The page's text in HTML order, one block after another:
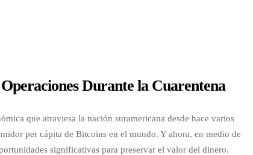
Durante la Cuarentena
que atraviesa la nación suramericana desde hace varios
per cápita de Bitcoins en el mundo. Y ahora, en medio de
significativas para preservar el valor del dinero.